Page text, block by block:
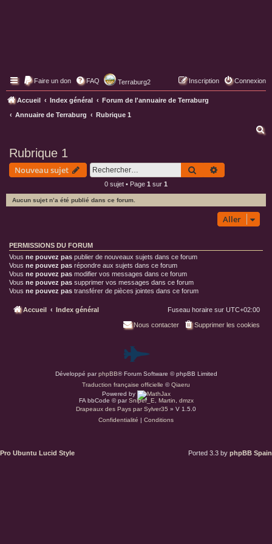
Pages web de Terraburg
Faire un don FAQ Terraburg2 Connexion
Inscription
Accueil Index général
Forum de l'annuaire de Terraburg
Annuaire de Terraburg
Rubrique 1
Rubrique 1
Nouveau sujet Rechercher
0 sujet • Page 1 sur 1
Aucun sujet n’a été publié dans ce forum.
Aller
PERMISSIONS DU FORUM
Vous ne pouvez pas publier de nouveaux sujets dans ce forum
Vous ne pouvez pas répondre aux sujets dans ce forum
Vous ne pouvez pas modifier vos messages dans ce forum
Vous ne pouvez pas supprimer vos messages dans ce forum
Vous ne pouvez pas transférer de pièces jointes dans ce forum
Accueil Index général Fuseau horaire sur UTC+02:00
Supprimer les cookies
Nous contacter
P
a
r
d
Développé parphpBB® Forum Software © phpBB Limited
Traduction française officielle ©Qiaeru
Powered by
FA bbCode ©parSniper_E Martin
dmzx
Drapeaux des Pays par Sylver35 » V 1.5.0
Confidentialité | Conditions
Pro Ubuntu Lucid Style Ported 3.3 by phpBB Spain